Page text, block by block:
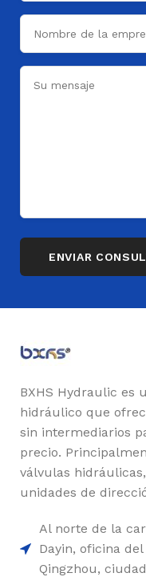
BXHS Hydraulic es
hidráulico que
sin intermediarios
precio.
válvulas
unidades de
Al norte de la
Dayin, oficina
Qingzhou,